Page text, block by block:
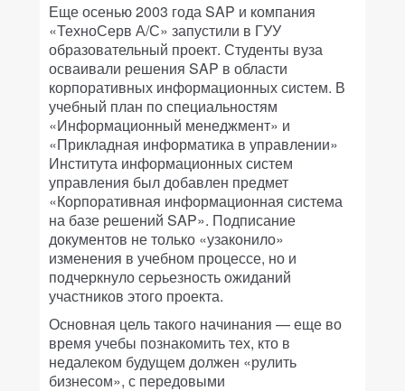
Еще осенью 2003 года SAP и компания
«ТехноСерв А/С» запустили в ГУУ
образовательный проект. Студенты вуза
осваивали решения SAP в области
корпоративных информационных систем. В
учебный план по специальностям
«Информационный менеджмент» и
«Прикладная информатика в управлении»
Института информационных систем
управления был добавлен предмет
«Корпоративная информационная система
на базе решений SAP». Подписание
документов не только «узаконило»
изменения в учебном процессе, но и
подчеркнуло серьезность ожиданий
участников этого проекта.
Основная цель такого начинания — еще во
время учебы познакомить тех, кто в
недалеком будущем должен «рулить
бизнесом», с передовыми